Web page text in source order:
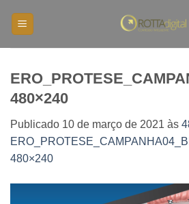
480×240
Publicado 10 de março de 2021 às
480×240